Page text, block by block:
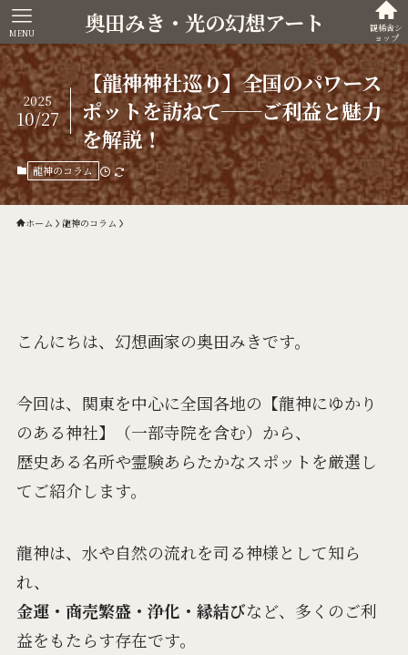
奥田みき・光の幻想アート 観稀舎シ
ョップ
MENU
【龍神神社巡り】全国のパワース
ポットを訪ねて──ご利益と魅力
を解説！
2025
10/27
龍神のコラム
ホーム 龍神のコラム
こんにちは、幻想画家の奥田みきです。
今回は、関東を中心に全国各地の【龍神にゆかり
のある神社】（一部寺院を含む）から、
歴史ある名所や霊験あらたかなスポットを厳選し
てご紹介します。
龍神は、水や自然の流れを司る神様として知ら
れ、
金運・商売繁盛・浄化・縁結びなど、多くのご利
益をもたらす存在です。